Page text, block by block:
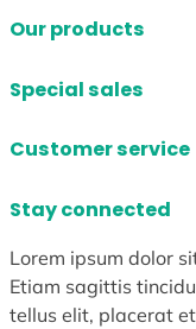
Our products
Special sales
Customer service
Stay connected
Lorem ipsum dolor
Etiam sagittis
tellus elit, placerat